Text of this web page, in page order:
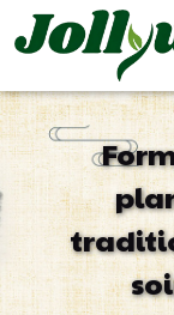
Soulagement
constipation
perte
Comprimés/